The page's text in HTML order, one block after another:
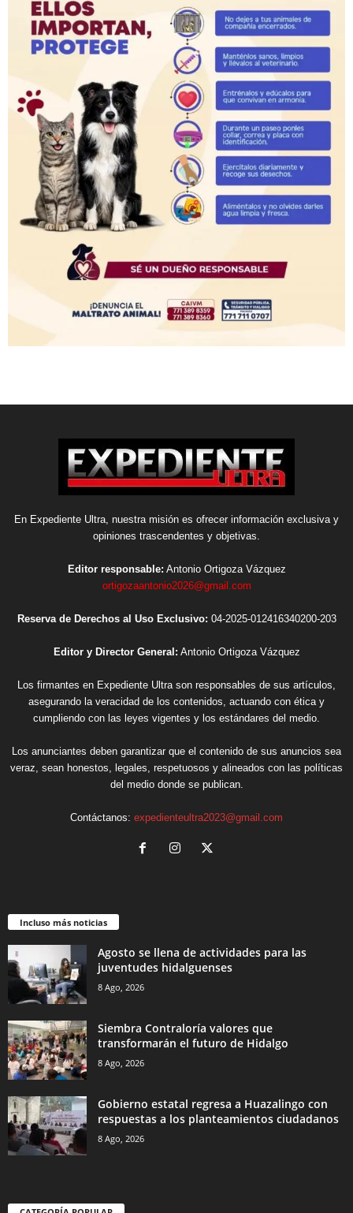
En Expediente Ultra, nuestra misión es ofrecer información exclusiva y
opiniones trascendentes y objetivas.
Editor responsable: Antonio Ortigoza Vázquez
ortigozaantonio2026@gmail.com
Reserva de Derechos al Uso Exclusivo: 04-2025-012416340200-203
Editor y Director General: Antonio Ortigoza Vázquez
Los firmantes en Expediente Ultra son responsables de sus artículos,
asegurando la veracidad de los contenidos, actuando con ética y
cumpliendo con las leyes vigentes y los estándares del medio.
Los anunciantes deben garantizar que el contenido de sus anuncios sea
veraz, sean honestos, legales, respetuosos y alineados con las políticas
del medio donde se publican.
Contáctanos: expedienteultra2023@gmail.com
Incluso más noticias
Agosto se llena de actividades para las
juventudes hidalguenses
8 Ago, 2026
Siembra Contraloría valores que
transformarán el futuro de Hidalgo
8 Ago, 2026
Gobierno estatal regresa a Huazalingo con
respuestas a los planteamientos ciudadanos
8 Ago, 2026